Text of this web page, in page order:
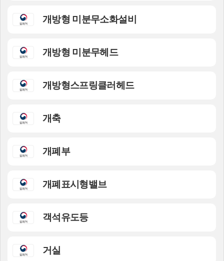
개방형 미분무소화설비
개방형 미분무헤드
개방형스프링클러헤드
개축
개폐부
개폐표시형밸브
객석유도등
거실